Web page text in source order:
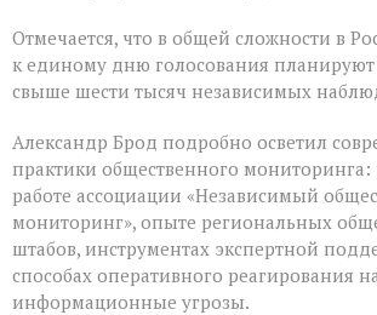
Отмечается, что в общей сложности в
к единому дню голосования планируют
свыше шести тысяч независимых
Александр Брод подробно осветил
практики общественного мониторинга:
работе ассоциации «Независимый
мониторинг», опыте региональных
штабов, инструментах экспертной
способах оперативного реагирования на
информационные угрозы.